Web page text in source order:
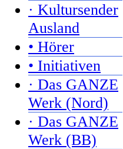
· Kultursender
Ausland
• Hörer
• Initiativen
· Das GANZE
Werk (Nord)
· Das GANZE
Werk (BB)